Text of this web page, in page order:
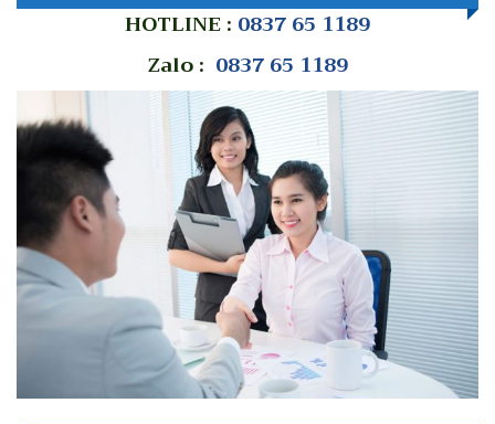
HOTLINE : 0837 65 1189
Zalo : 0837 65 1189